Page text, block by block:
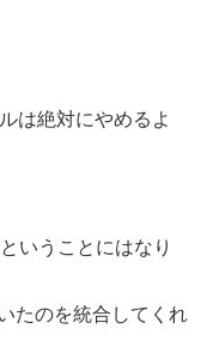
は絶対にやめるよ
いうことにはなり
たのを統合してくれ